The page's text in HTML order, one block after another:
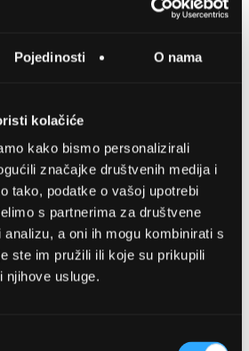
Pojedinosti O nama
kolačiće
kako bismo personalizirali
značajke društvenih medija i
tako, podatke o vašoj upotrebi
s partnerima za društvene
analizu, a oni ih mogu kombinirati s
ste im pružili ili koje su prikupili
njihove usluge.
NA LISTU ŽELJA
USPOREDITE